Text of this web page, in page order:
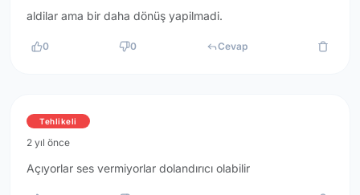
aldilar ama bir daha dönüş yapilmadi.
0 0 Cevap
Tehlikeli
2 yıl önce
Açıyorlar ses vermiyorlar dolandırıcı olabilir